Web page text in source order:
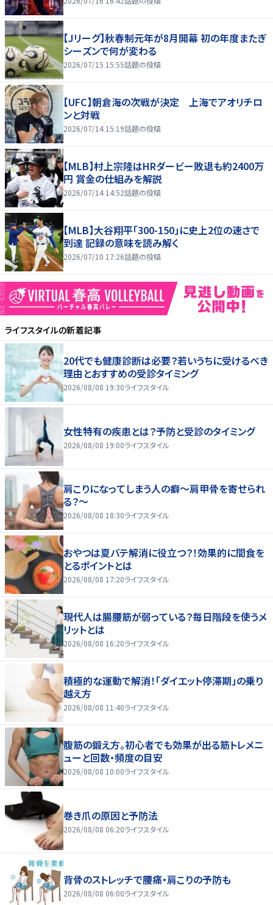
【Jリーグ】秋春制元年が8月開幕 初の年度またぎ
シーズンで何が変わる
2026/07/15 15:55話題の投稿
【UFC】朝倉海の次戦が決定 上海でアオリチロ
ンと対戦
2026/07/14 15:19話題の投稿
【MLB】村上宗隆はHRダービー敗退も約2400万
円 賞金の仕組みを解説
2026/07/14 14:52話題の投稿
【MLB】大谷翔平「300-150」に史上2位の速さで
到達 記録の意味を読み解く
2026/07/10 17:26話題の投稿
ライフスタイルの新着記事
20代でも健康診断は必要？若いうちに受けるべき
理由とおすすめの受診タイミング
2026/08/08 19:30ライフスタイル
女性特有の疾患とは？予防と受診のタイミング
2026/08/08 19:00ライフスタイル
肩こりになってしまう人の癖～肩甲骨を寄せられ
る？～
2026/08/08 18:30ライフスタイル
おやつは夏バテ解消に役立つ？！効果的に間食を
とるポイントとは
2026/08/08 17:20ライフスタイル
現代人は腸腰筋が弱っている？毎日階段を使うメ
リットとは
2026/08/08 16:20ライフスタイル
積極的な運動で解消！「ダイエット停滞期」の乗り
越え方
2026/08/08 11:40ライフスタイル
腹筋の鍛え方。初心者でも効果が出る筋トレメニ
ューと回数・頻度の目安
2026/08/08 10:00ライフスタイル
巻き爪の原因と予防法
2026/08/08 06:20ライフスタイル
背骨のストレッチで腰痛・肩こりの予防も
2026/08/08 06:00ライフスタイル